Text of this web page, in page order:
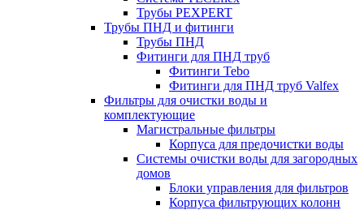
Трубы PEXPERT
Трубы ПНД и фитинги
Трубы ПНД
Фитинги для ПНД труб
Фитинги Tebo
Фитинги для ПНД труб Valfex
Фильтры для очистки воды и
комплектующие
Магистральные фильтры
Корпуса для предочистки воды
Системы очистки воды для загородных
домов
Блоки управления для фильтров
Корпуса фильтрующих колонн